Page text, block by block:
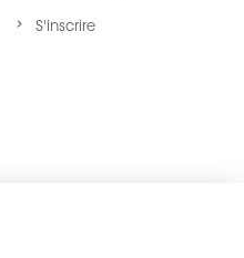
S'inscrire